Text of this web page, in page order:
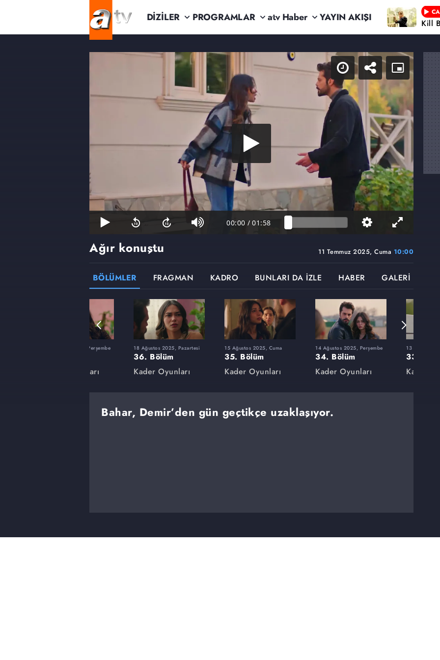
DİZİLER PROGRAMLAR atv Haber YAYIN AKIŞI Kill
00:00 / 01:58
11 Temmuz 2025, Cuma 10:00
Ağır konuştu
BÖLÜMLER FRAGMAN KADRO BUNLARI DA İZLE HABER GALERİ
24 Temmuz 2025, Perşembe
Kader Oyunları
18 Ağustos 2025, Pazartesi
36. Bölüm
Kader Oyunları
15 Ağustos 2025, Cuma
35. Bölüm
Kader Oyunları
14 Ağustos 2025, Perşembe
34. Bölüm
Kader Oyunları
13 Ağustos
33. Bölüm
Kader
Bahar, Demir’den gün geçtikçe uzaklaşıyor.